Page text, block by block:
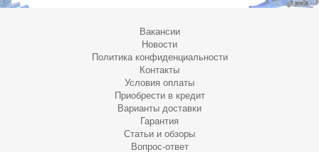
Вакансии
Новости
Политика конфиденциальности
Контакты
Условия оплаты
Приобрести в кредит
Варианты доставки
Гарантия
Статьи и обзоры
Вопрос-ответ